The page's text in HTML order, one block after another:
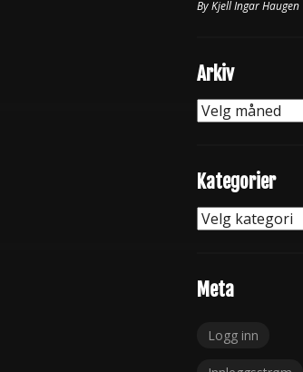
ByKjell Ingar Haugen
Arkiv
Arkiv
Kategorier
Kategorier
Meta
Logg inn